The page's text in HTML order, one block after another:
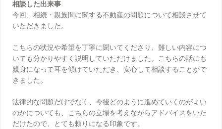
相談した出来事
今回、相続・親族間に関する不動産の問題について相談させて
いただきました。
こちらの状況や希望を丁寧に聞いてくださり、難しい内容につ
いても分かりやすく説明していただけました。こちらの話にも
親身になって耳を傾けていただき、安心して相談することがで
きました。
法律的な問題だけでなく、今後どのように進めていくのがよい
のかについても、こちらの立場を考えながらアドバイスをいた
だけたので、とても頼りになる印象です。